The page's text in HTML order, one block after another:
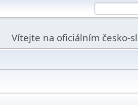
Vítejte na oficiálním česko-